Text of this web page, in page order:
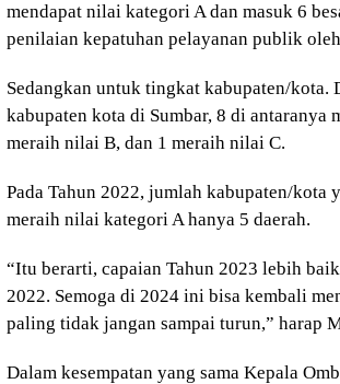
mendapat nilai kategori A dan masuk 6
penilaian kepatuhan pelayanan publik
Sedangkan untuk tingkat kabupaten/kota.
kabupaten kota di Sumbar, 8 di antaranya
meraih nilai B, dan 1 meraih nilai C.
Pada Tahun 2022, jumlah kabupaten/kota
meraih nilai kategori A hanya 5 daerah.
“Itu berarti, capaian Tahun 2023 lebih
2022. Semoga di 2024 ini bisa kembali
paling tidak jangan sampai turun,” harap
Dalam kesempatan yang sama Kepala